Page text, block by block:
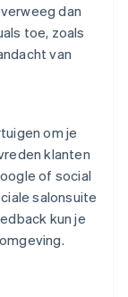
dan
toe, zoals
van
om je
klanten
of social
salonsuite
kun je